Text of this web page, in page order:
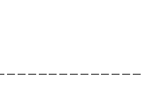
ーーーーーーーーーーーーー